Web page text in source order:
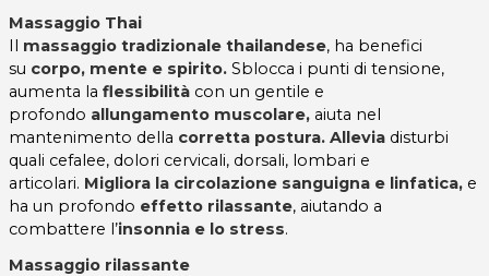
Massaggio Thai
Il massaggio tradizionale thailandese, ha benefici
su corpo, mente e spirito. Sblocca i punti di tensione,
aumenta la flessibilità con un gentile e
profondo allungamento muscolare, aiuta nel
mantenimento della corretta postura. Allevia disturbi
quali cefalee, dolori cervicali, dorsali, lombari e
articolari. Migliora la circolazione sanguigna e linfatica, e
ha un profondo effetto rilassante, aiutando a
combattere l’insonnia e lo stress.
Massaggio rilassante